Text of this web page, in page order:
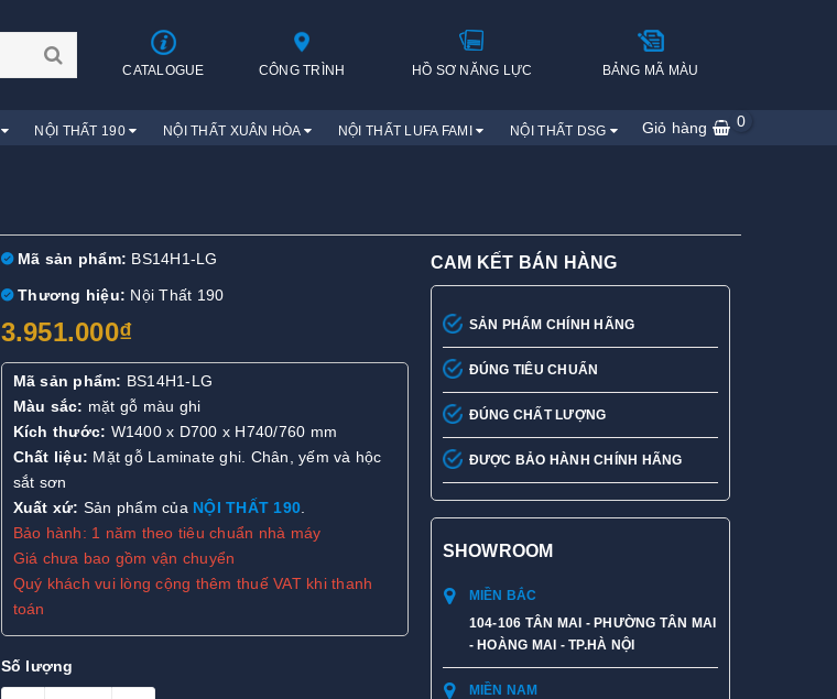
CATALOGUE CÔNG TRÌNH HỒ SƠ NĂNG LỰC BẢNG MÃ MÀU
NỘI THẤT 190 NỘI THẤT XUÂN HÒA NỘI THẤT LUFA FAMI NỘI THẤT DSG Giỏ hàng 0
Mã sản phẩm: BS14H1-LG
Thương hiệu: Nội Thất 190
3.951.000₫
Mã sản phẩm: BS14H1-LG
Màu sắc: mặt gỗ màu ghi
Kích thước: W1400 x D700 x H740/760 mm
Chất liệu: Mặt gỗ Laminate ghi. Chân, yếm và hộc
sắt sơn
Xuất xứ: Sản phẩm của NỘI THẤT 190.
Bảo hành: 1 năm theo tiêu chuẩn nhà máy
Giá chưa bao gồm vận chuyển
Quý khách vui lòng cộng thêm thuế VAT khi thanh
toán
Số lượng
CAM KẾT BÁN HÀNG
SẢN PHẨM CHÍNH HÃNG
ĐÚNG TIÊU CHUẨN
ĐÚNG CHẤT LƯỢNG
ĐƯỢC BẢO HÀNH CHÍNH HÃNG
SHOWROOM
MIỀN BẮC
104-106 TÂN MAI - PHƯỜNG TÂN MAI
- HOÀNG MAI - TP.HÀ NỘI
MIỀN NAM